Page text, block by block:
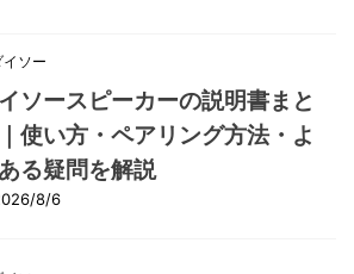
イソー
ソースピーカーの説明書まと
使い方・ペアリング方法・よ
る疑問を解説
8/6